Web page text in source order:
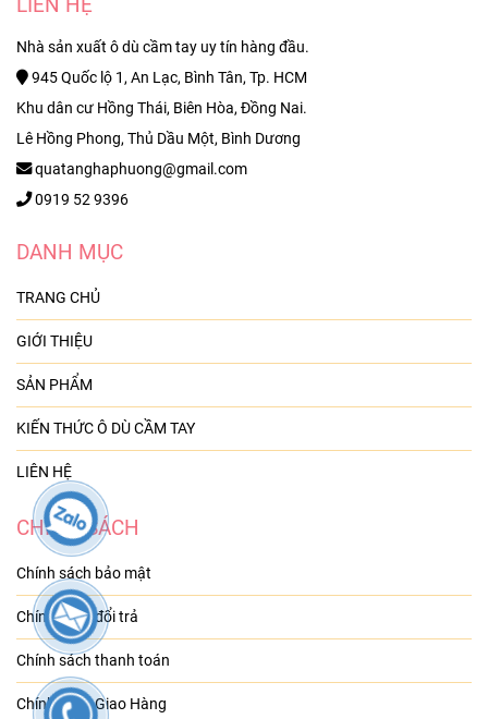
LIÊN HỆ
Nhà sản xuất ô dù cầm tay uy tín hàng đầu.
945 Quốc lộ 1, An Lạc, Bình Tân, Tp. HCM
Khu dân cư Hồng Thái, Biên Hòa, Đồng Nai.
Lê Hồng Phong, Thủ Dầu Một, Bình Dương
quatanghaphuong@gmail.com
0919 52 9396
DANH MỤC
TRANG CHỦ
GIỚI THIỆU
SẢN PHẨM
KIẾN THỨC Ô DÙ CẦM TAY
LIÊN HỆ
CHÍNH SÁCH
Chính sách bảo mật
Chính sách đổi trả
Chính sách thanh toán
Chính sách Giao Hàng